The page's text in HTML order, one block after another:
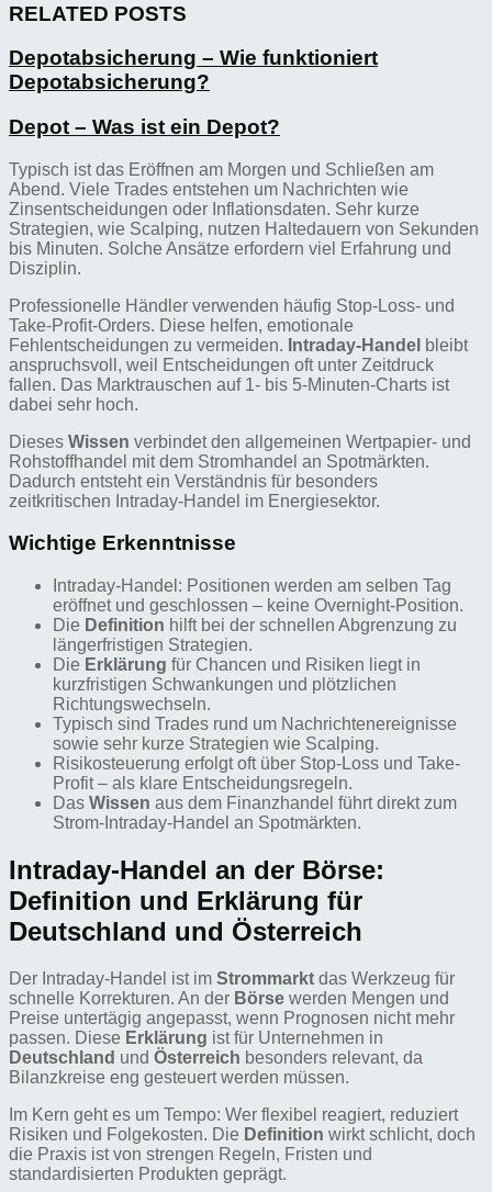
RELATED POSTS
Depotabsicherung – Wie funktioniert
Depotabsicherung?
Depot – Was ist ein Depot?
Typisch ist das Eröffnen am Morgen und Schließen am
Abend. Viele Trades entstehen um Nachrichten wie
Zinsentscheidungen oder Inflationsdaten. Sehr kurze
Strategien, wie Scalping, nutzen Haltedauern von Sekunden
bis Minuten. Solche Ansätze erfordern viel Erfahrung und
Disziplin.
Professionelle Händler verwenden häufig Stop-Loss- und
Take-Profit-Orders. Diese helfen, emotionale
Fehlentscheidungen zu vermeiden. Intraday-Handel bleibt
anspruchsvoll, weil Entscheidungen oft unter Zeitdruck
fallen. Das Marktrauschen auf 1- bis 5-Minuten-Charts ist
dabei sehr hoch.
Dieses Wissen verbindet den allgemeinen Wertpapier- und
Rohstoffhandel mit dem Stromhandel an Spotmärkten.
Dadurch entsteht ein Verständnis für besonders
zeitkritischen Intraday-Handel im Energiesektor.
Wichtige Erkenntnisse
Intraday-Handel: Positionen werden am selben Tag
eröffnet und geschlossen – keine Overnight-Position.
Die Definition hilft bei der schnellen Abgrenzung zu
längerfristigen Strategien.
Die Erklärung für Chancen und Risiken liegt in
kurzfristigen Schwankungen und plötzlichen
Richtungswechseln.
Typisch sind Trades rund um Nachrichtenereignisse
sowie sehr kurze Strategien wie Scalping.
Risikosteuerung erfolgt oft über Stop-Loss und Take-
Profit – als klare Entscheidungsregeln.
Das Wissen aus dem Finanzhandel führt direkt zum
Strom-Intraday-Handel an Spotmärkten.
Intraday-Handel an der Börse:
Definition und Erklärung für
Deutschland und Österreich
Der Intraday-Handel ist im Strommarkt das Werkzeug für
schnelle Korrekturen. An der Börse werden Mengen und
Preise untertägig angepasst, wenn Prognosen nicht mehr
passen. Diese Erklärung ist für Unternehmen in
Deutschland und Österreich besonders relevant, da
Bilanzkreise eng gesteuert werden müssen.
Im Kern geht es um Tempo: Wer flexibel reagiert, reduziert
Risiken und Folgekosten. Die Definition wirkt schlicht, doch
die Praxis ist von strengen Regeln, Fristen und
standardisierten Produkten geprägt.